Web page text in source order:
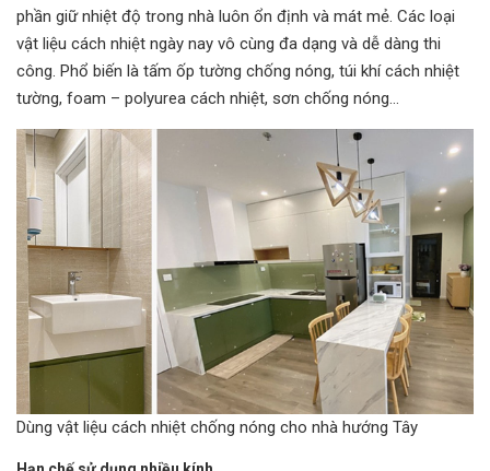
phần giữ nhiệt độ trong nhà luôn ổn định và mát mẻ. Các loại
vật liệu cách nhiệt ngày nay vô cùng đa dạng và dễ dàng thi
công. Phổ biến là tấm ốp tường chống nóng, túi khí cách nhiệt
tường, foam – polyurea cách nhiệt, sơn chống nóng…
Dùng vật liệu cách nhiệt chống nóng cho nhà hướng Tây